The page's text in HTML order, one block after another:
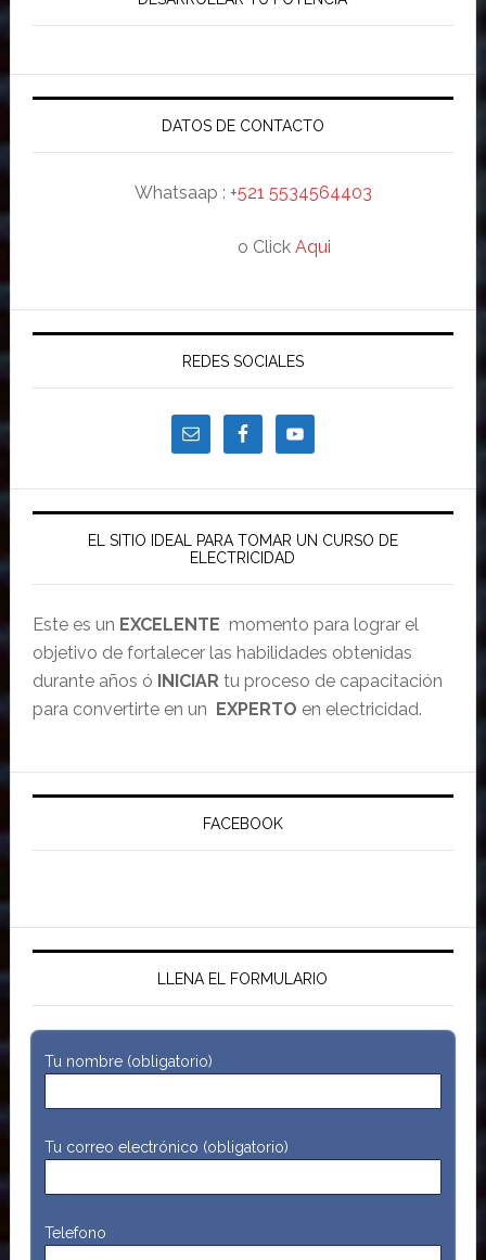
principal
DATOS DE CONTACTO
Whatsaap : +521 5534564403
o Click Aqui
REDES SOCIALES
EL SITIO IDEAL PARA TOMAR UN CURSO DE
ELECTRICIDAD
Este es un EXCELENTE momento para lograr el
objetivo de fortalecer las habilidades obtenidas
durante años ó INICIAR tu proceso de capacitación
para convertirte en un EXPERTO en electricidad.
FACEBOOK
LLENA EL FORMULARIO
Tu nombre (obligatorio)
Tu correo electrónico (obligatorio)
Telefono